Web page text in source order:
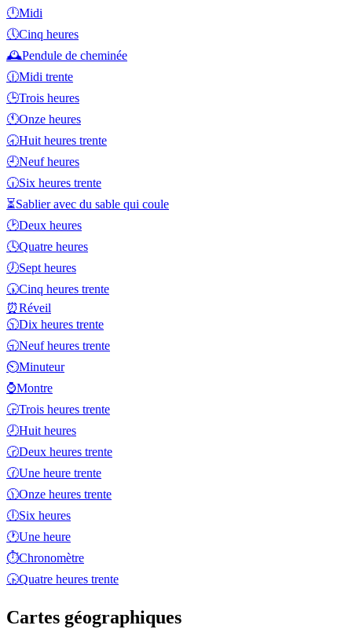
🕛Midi
🕔Cinq heures
🕰️Pendule de cheminée
🕧Midi trente
🕒Trois heures
🕚Onze heures
🕣Huit heures trente
🕘Neuf heures
🕡Six heures trente
⏳Sablier avec du sable qui coule
🕑Deux heures
🕓Quatre heures
🕖Sept heures
🕠Cinq heures trente
⏰Réveil
🕥Dix heures trente
🕤Neuf heures trente
⏲️Minuteur
⌚Montre
🕞Trois heures trente
🕗Huit heures
🕝Deux heures trente
🕜Une heure trente
🕦Onze heures trente
🕕Six heures
🕐Une heure
⏱️Chronomètre
🕟Quatre heures trente
Cartes géographiques